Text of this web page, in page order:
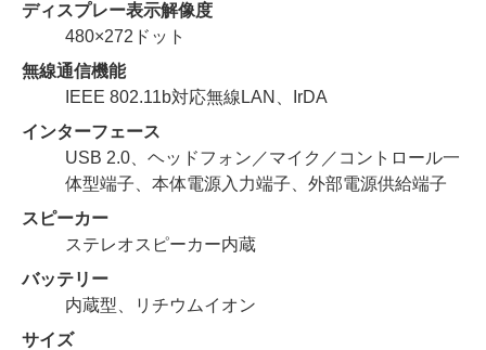
ディスプレー表示解像度
480×272ドット
無線通信機能
IEEE 802.11b対応無線LAN、IrDA
インターフェース
USB 2.0、ヘッドフォン／マイク／コントロール一
体型端子、本体電源入力端子、外部電源供給端子
スピーカー
ステレオスピーカー内蔵
バッテリー
内蔵型、リチウムイオン
サイズ